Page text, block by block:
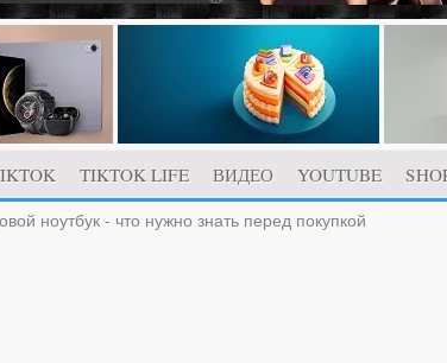
TIKTOK LIFE ВИДЕО YOUTUBE
ноутбук - что нужно знать перед покупкой